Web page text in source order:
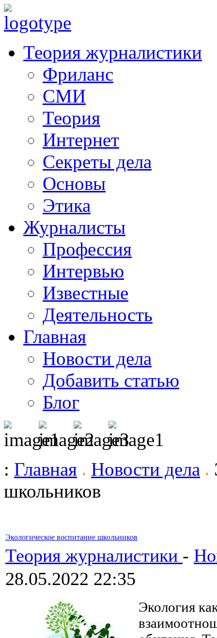
Теория журналистики
Фриланс
СМИ
Теория
Интернет
Секреты дела
Основы
Этика
Журналисты
Профессия
Интервью
Известные
Деятельность
Главная
Новости дела
Добавить статью
Блог
: Главная Новости дела
школьников
Экологическое воспитание школьников
Теория журналистики -
28.05.2022 22:35
Экология